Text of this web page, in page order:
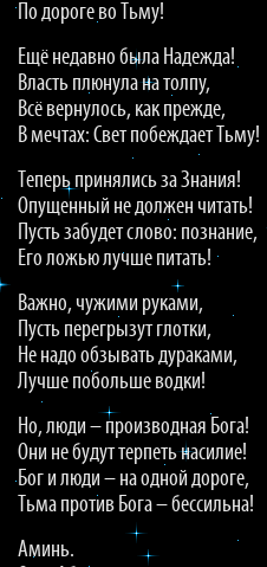
По дороге во Тьму!
Ещё недавно была Надежда!
Власть плюнула на толпу,
Всё вернулось, как прежде,
В мечтах: Свет побеждает Тьму!
Теперь принялись за Знания!
Опущенный не должен читать!
Пусть забудет слово: познание,
Его ложью лучше питать!
Важно, чужими руками,
Пусть перегрызут глотки,
Не надо обзывать дураками,
Лучше побольше водки!
Но, люди – производная Бога!
Они не будут терпеть насилие!
Бог и люди – на одной дороге,
Тьма против Бога – бессильна!
Аминь.